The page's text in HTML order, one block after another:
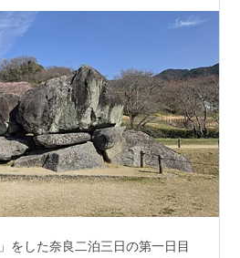
をした奈良二泊三日の第一日目